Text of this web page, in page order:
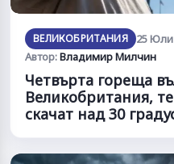
ВЕЛИКОБРИТАНИЯ
25 Юли
Автор:Владимир Милчин
Четвърта гореща
Великобритания,
скачат над 30